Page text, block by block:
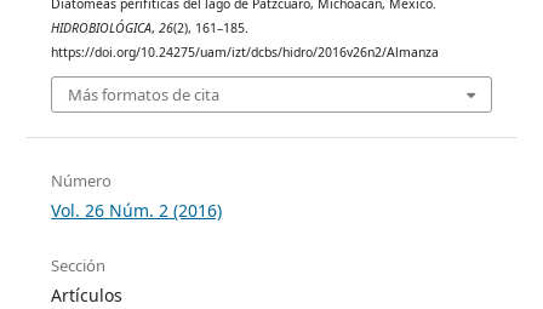
HIDROBIOLÓGICA,26(2), 161–185.
https://doi.org/10.24275/uam/izt/dcbs/hidro/2016v26n2/Almanza
Más formatos de cita
Número
Vol. 26 Núm. 2 (2016)
Sección
Artículos